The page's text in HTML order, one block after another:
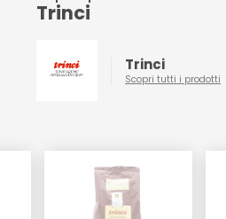
Trinci
Trinci
Scopri tutti i prodotti